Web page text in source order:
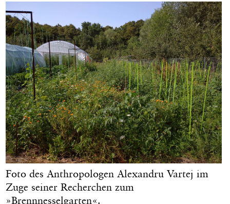
Foto des Anthropologen Alexandru Vartej im
Zuge seiner Recherchen zum
»Brennnesselgarten«.